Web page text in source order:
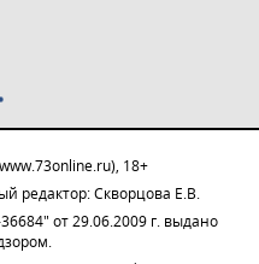
18+
редактор: Скворцова Е.В.
от 29.06.2009 г. выдано